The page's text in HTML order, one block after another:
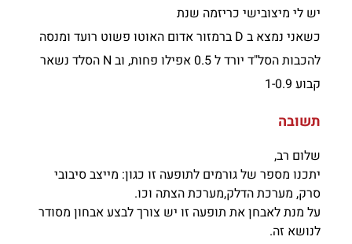
יש לי מיצובישי כריזמה שנת
כשאני נמצא ב D ברמזור אדום האוטו פשוט רועד ומנסה
להכבות הסל"ד יורד ל 0.5 אפילו פחות, וב N הסלד נשאר
קבוע 1-0.9
תשובה
שלום רב,
יתכנו מספר של גורמים לתופעה זו כגון: מייצב סיבובי
סרק, מערכת הדלק,מערכת הצתה וכו.
על מנת לאבחן את תופעה זו יש צורך לבצע אבחון מסודר
לנושא זה.